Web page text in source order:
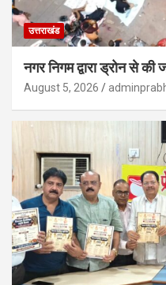
उत्तराखंड
नगर निगम द्वारा ड्रोन से की
August 5, 2026